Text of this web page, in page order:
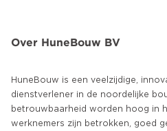
Over HuneBouw BV
HuneBouw is een veelzijdige,
dienstverlener in de noordelijke
betrouwbaarheid worden hoog in
werknemers zijn betrokken, goed